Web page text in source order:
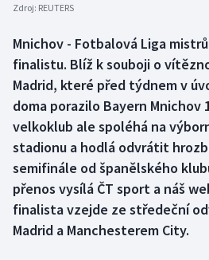
Box
Curling
Dostihy
Futsal
Zdroj: REUTERS
Mnichov - Fotbalová Liga
finalistu. Blíž k souboji o
Madrid, které před týdnem v
doma porazilo Bayern Mnichov
velkoklub ale spoléhá na
stadionu a hodlá odvrátit
semifinále od španělského
přenos vysílá ČT sport a náš
finalista vzejde ze středeční
Madrid a Manchesterem City.